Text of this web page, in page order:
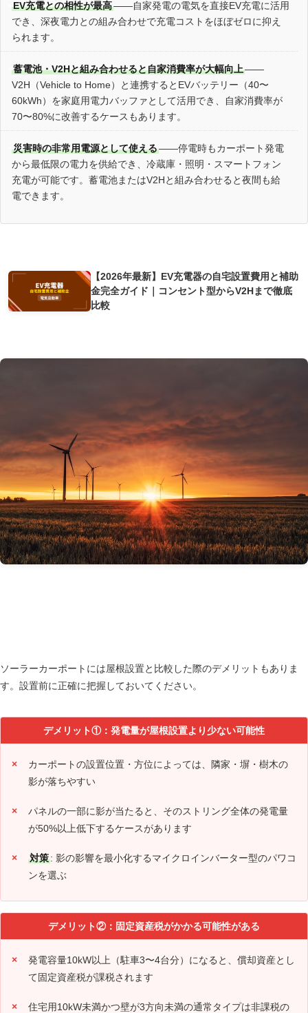
EV充電との相性が最高——自家発電の電気を直接EV充電に活用
でき、深夜電力との組み合わせで充電コストをほぼゼロに抑え
られます。
蓄電池・V2Hと組み合わせると自家消費率が大幅向上——
V2H（Vehicle to Home）と連携するとEVバッテリー（40〜
60kWh）を家庭用電力バッファとして活用でき、自家消費率が
70〜80%に改善するケースもあります。
災害時の非常用電源として使える——停電時もカーポート発電
から最低限の電力を供給でき、冷蔵庫・照明・スマートフォン
充電が可能です。蓄電池またはV2Hと組み合わせると夜間も給
電できます。
【2026年最新】EV充電器の自宅設置費用と補助
金完全ガイド｜コンセント型からV2Hまで徹底
比較
ソーラーカーポートには屋根設置と比較した際のデメリットもありま
す。設置前に正確に把握しておいてください。
デメリット①：発電量が屋根設置より少ない可能性
カーポートの設置位置・方位によっては、隣家・塀・樹木の
影が落ちやすい
パネルの一部に影が当たると、そのストリング全体の発電量
が50%以上低下するケースがあります
対策: 影の影響を最小化するマイクロインバーター型のパワコ
ンを選ぶ
デメリット②：固定資産税がかかる可能性がある
発電容量10kW以上（駐車3〜4台分）になると、償却資産とし
て固定資産税が課税されます
住宅用10kW未満かつ壁が3方向未満の通常タイプは非課税の